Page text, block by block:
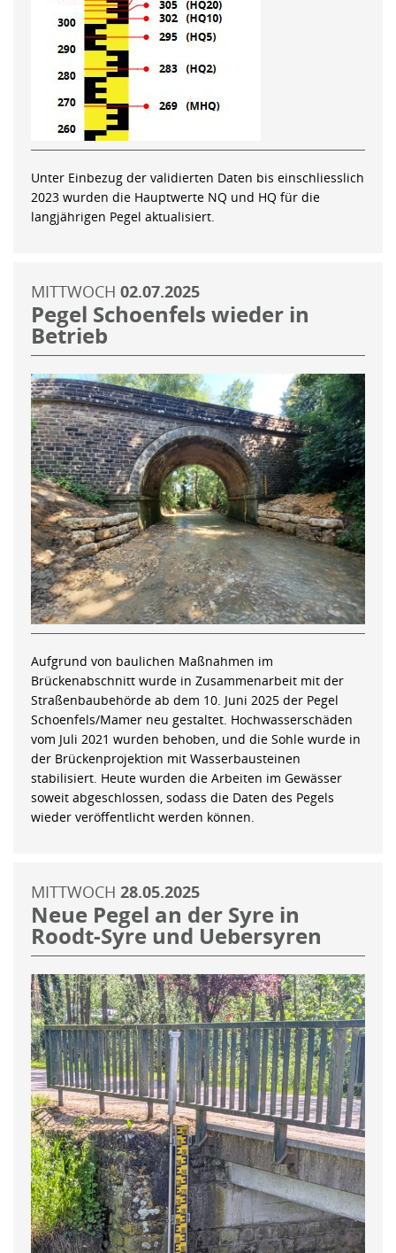
Unter Einbezug der validierten Daten bis einschliesslich
2023 wurden die Hauptwerte NQ und HQ für die
langjährigen Pegel aktualisiert.
MITTWOCH 02.07.2025
Pegel Schoenfels wieder in
Betrieb
Aufgrund von baulichen Maßnahmen im
Brückenabschnitt wurde in Zusammenarbeit mit der
Straßenbaubehörde ab dem 10. Juni 2025 der Pegel
Schoenfels/Mamer neu gestaltet. Hochwasserschäden
vom Juli 2021 wurden behoben, und die Sohle wurde in
der Brückenprojektion mit Wasserbausteinen
stabilisiert. Heute wurden die Arbeiten im Gewässer
soweit abgeschlossen, sodass die Daten des Pegels
wieder veröffentlicht werden können.
MITTWOCH 28.05.2025
Neue Pegel an der Syre in
Roodt-Syre und Uebersyren